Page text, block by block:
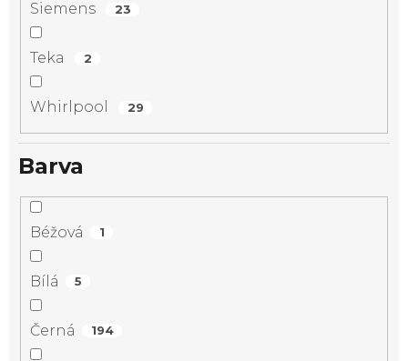
Siemens 23
Teka 2
Whirlpool 29
Barva
Béžová 1
Bílá 5
Černá 194